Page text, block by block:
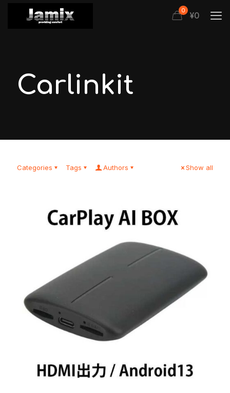
0 ¥0
Carlinkit
Categories Tags Authors Show all